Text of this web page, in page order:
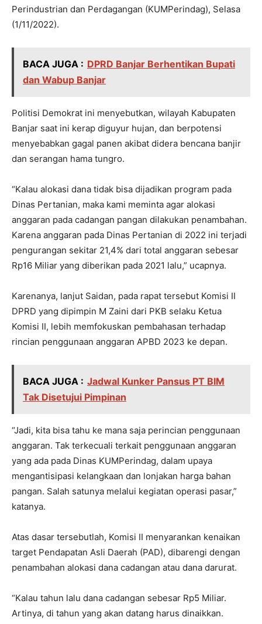
Perindustrian dan Perdagangan (KUMPerindag), Selasa
(1/11/2022).
BACA JUGA : DPRD Banjar Berhentikan Bupati
dan Wabup Banjar
Politisi Demokrat ini menyebutkan, wilayah Kabupaten
Banjar saat ini kerap diguyur hujan, dan berpotensi
menyebabkan gagal panen akibat didera bencana banjir
dan serangan hama tungro.
“Kalau alokasi dana tidak bisa dijadikan program pada
Dinas Pertanian, maka kami meminta agar alokasi
anggaran pada cadangan pangan dilakukan penambahan.
Karena anggaran pada Dinas Pertanian di 2022 ini terjadi
pengurangan sekitar 21,4% dari total anggaran sebesar
Rp16 Miliar yang diberikan pada 2021 lalu,” ucapnya.
Karenanya, lanjut Saidan, pada rapat tersebut Komisi II
DPRD yang dipimpin M Zaini dari PKB selaku Ketua
Komisi II, lebih memfokuskan pembahasan terhadap
rincian penggunaan anggaran APBD 2023 ke depan.
BACA JUGA : Jadwal Kunker Pansus PT BIM
Tak Disetujui Pimpinan
“Jadi, kita bisa tahu ke mana saja perincian penggunaan
anggaran. Tak terkecuali terkait penggunaan anggaran
yang ada pada Dinas KUMPerindag, dalam upaya
mengantisipasi kelangkaan dan lonjakan harga bahan
pangan. Salah satunya melalui kegiatan operasi pasar,”
katanya.
Atas dasar tersebutlah, Komisi II menyarankan kenaikan
target Pendapatan Asli Daerah (PAD), dibarengi dengan
penambahan alokasi dana cadangan atau dana darurat.
“Kalau tahun lalu dana cadangan sebesar Rp5 Miliar.
Artinya, di tahun yang akan datang harus dinaikkan.